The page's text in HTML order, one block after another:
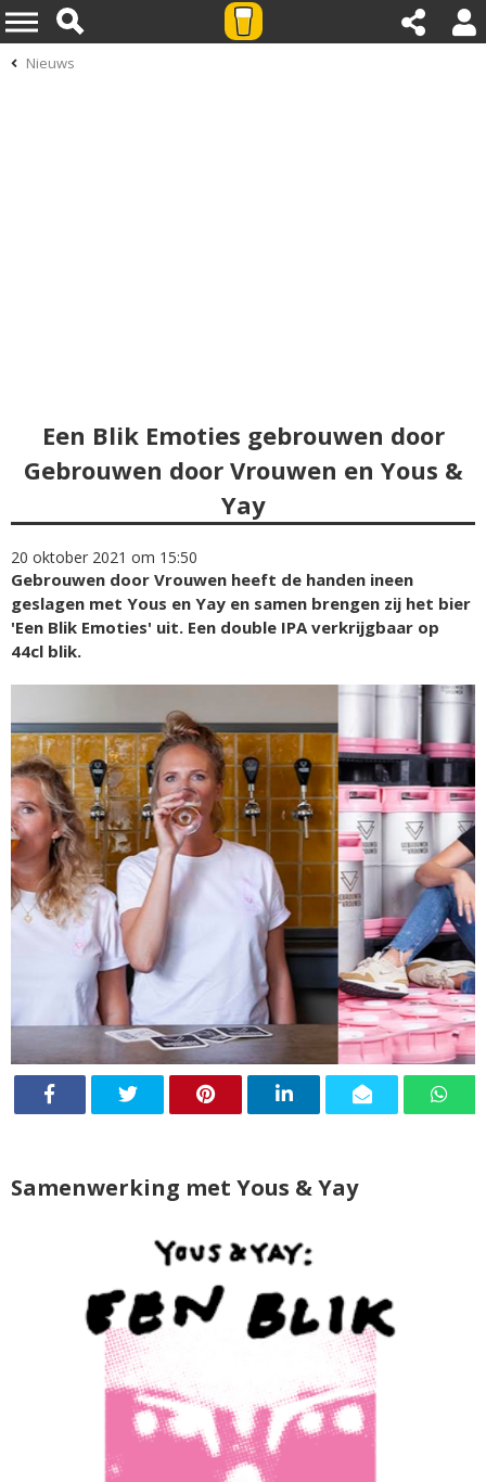
Nieuws
Een Blik Emoties gebrouwen door
Gebrouwen door Vrouwen en Yous &
Yay
20 oktober 2021 om 15:50
Gebrouwen door Vrouwen heeft de handen ineen
geslagen met Yous en Yay en samen brengen zij het bier
'Een Blik Emoties' uit. Een double IPA verkrijgbaar op
44cl blik.
Samenwerking met Yous & Yay